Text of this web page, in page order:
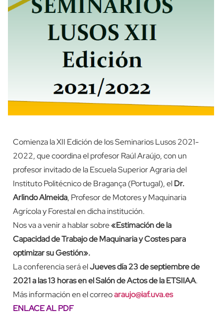
Comienza la XII Edición de los Seminarios Lusos 2021-
2022, que coordina el profesor Raúl Araújo, con un
profesor invitado de la Escuela Superior Agraria del
Instituto Politécnico de Bragança (Portugal), elDr.
Arlindo Almeida, Profesor de Motores y Maquinaria
Agrícola y Forestal en dicha institución.
Nos va a venir a hablar sobre«Estimación de la
Capacidad de Trabajo de Maquinaria y Costes para
optimizar su Gestión».
La conferencia será elJueves día 23 de septiembre de
2021 a las 13 horas en el Salón de Actos de la ETSIIAA.
Más información en el correoaraujo@iaf.uva.es
ENLACE AL PDF